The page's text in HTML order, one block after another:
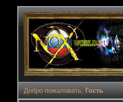
Добро пожаловать, Гость